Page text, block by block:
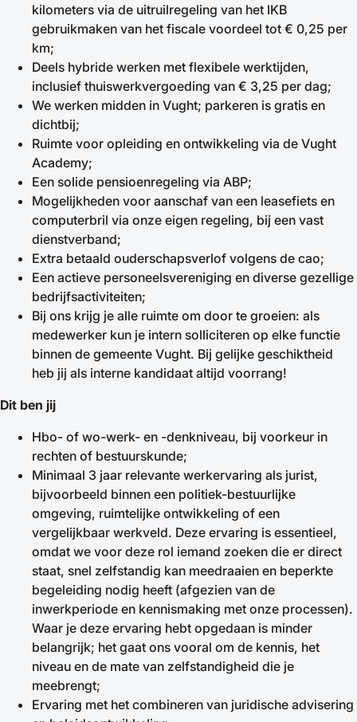
kilometers via de uitruilregeling van het IKB
gebruikmaken van het fiscale voordeel tot € 0,25 per
km;
Deels hybride werken met flexibele werktijden,
inclusief thuiswerkvergoeding van € 3,25 per dag;
We werken midden in Vught; parkeren is gratis en
dichtbij;
Ruimte voor opleiding en ontwikkeling via de Vught
Academy;
Een solide pensioenregeling via ABP;
Mogelijkheden voor aanschaf van een leasefiets en
computerbril via onze eigen regeling, bij een vast
dienstverband;
Extra betaald ouderschapsverlof volgens de cao;
Een actieve personeelsvereniging en diverse gezellige
bedrijfsactiviteiten;
Bij ons krijg je alle ruimte om door te groeien: als
medewerker kun je intern solliciteren op elke functie
binnen de gemeente Vught. Bij gelijke geschiktheid
heb jij als interne kandidaat altijd voorrang!
Dit ben jij
Hbo- of wo-werk- en -denkniveau, bij voorkeur in
rechten of bestuurskunde;
Minimaal 3 jaar relevante werkervaring als jurist,
bijvoorbeeld binnen een politiek-bestuurlijke
omgeving, ruimtelijke ontwikkeling of een
vergelijkbaar werkveld. Deze ervaring is essentieel,
omdat we voor deze rol iemand zoeken die er direct
staat, snel zelfstandig kan meedraaien en beperkte
begeleiding nodig heeft (afgezien van de
inwerkperiode en kennismaking met onze processen).
Waar je deze ervaring hebt opgedaan is minder
belangrijk; het gaat ons vooral om de kennis, het
niveau en de mate van zelfstandigheid die je
meebrengt;
Ervaring met het combineren van juridische advisering